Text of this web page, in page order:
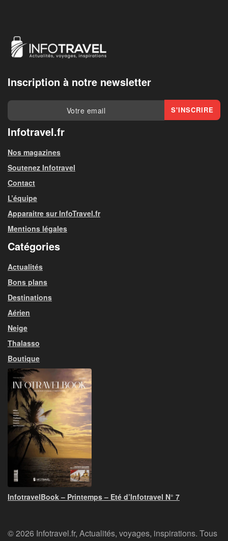
Inscription à notre newsletter
Infotravel.fr
Nos magazines
Soutenez Infotravel
Contact
L’équipe
Apparaitre sur InfoTravel.fr
Mentions légales
Catégories
Actualités
Bons plans
Destinations
Aérien
Neige
Thalasso
Boutique
InfotravelBook – Printemps – Eté d’Infotravel N° 7
© 2026 Infotravel.fr, Actualités, voyages, inspirations. Tous